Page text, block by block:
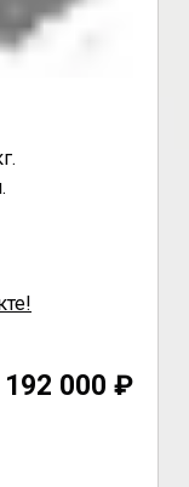
000 ₽